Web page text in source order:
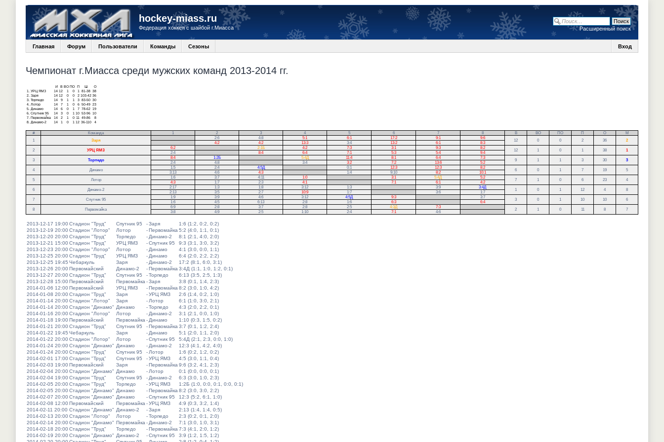
hockey-miass.ru
Федерация хоккея с шайбой г.Миасса Расширенный поиск
Главная Форум Пользователи Команды Сезоны Вход
Чемпионат г.Миасса среди мужских команд 2013-2014 гг.
И В ВО ПО П
О
1.
УРЦ ЯМЗ 14 12 1 0 1 81-38 38
2. Заря 14 12 0 0 2 103-42 36
3. Торпедо 14 9 1 1 3 83-50 30
4. Лотор 14 7 1 0 6 50-49 23
5.
Динамо 14 6 0 1 7 78-62 19
6. Спутник 95 14 3 0 1 10 53-96 10
7.
Первомайка 14 2 1 0 11 49-86
8
8.
Динамо-2 14 1 0 1 12 36-110 4
# Команда 1 2 3 4 5 6 7 8 В ВО ПО П О
М
1
Заря
2:6 4:8 5:1 6:1 17:2 9:1 9:6
12 0 0 2 36 2
4:2 4:2 13:3 3:4 13:2 6:1
8:3
2
УРЦ ЯМЗ
6:2 2:1Б 4:2 7:3 3:1 9:3 8:2
12 1 0 1 38 1
2:4 8:4 6:4 7:1 5:3 5:4
9:4
3
Торпедо
8:4 1:2Б 5:4Д 11:4 8:1 6:4 7:3
9 1 1 3 30 3
2:4 4:8 3:4 3:2 7:2 13:6
5:2
4
Динамо
1:5 2:4 4:5Д 0:1 12:3 12:3 8:2
6 0 1 7 19 5
3:13 4:6 4:3 1:4 9:10 8:2
10:1
5
Лотор
1:6 3:7 4:11 1:0 3:1 5:4Д 5:2
7 1 0 6 23 4
4:3 1:7 2:3 4:1 7:1 6:1
4:2
6
Динамо-2
2:17 1:3 1:8 3:12 1:3 3:9 3:4Д
1 0 1 12 4 8
2:13 3:5 2:7 10:9 1:7 3:6
1:7
7
Спутник 95
1:9 3:9 4:6 3:12 4:5Д 9:3 3:7
3 0 1 10 10 6
1:6 4:5 6:13 2:8 1:6 6:3
6:4
8
Первомайка
6:9 2:8 3:7 2:8 2:5 4:3Д 7:3
2 1 0 11 8 7
3:8 4:9 2:5 1:10 2:4 7:1 4:6
2013-12-17 19:00Стадион "Труд" Спутник 95 -Заря
1:6 (1:2, 0:2, 0:2)
2013-12-19 20:00Стадион "Лотор" Лотор -Первомайка 5:2 (4:0, 1:1, 0:1)
2013-12-20 20:00Стадион "Труд" Торпедо - Динамо-2
8:1 (2:1, 4:0, 2:0)
2013-12-21 15:00Стадион "Труд" УРЦ ЯМЗ -Спутник 95
9:3 (3:1, 3:0, 3:2)
2013-12-23 20:00Стадион "Лотор" Лотор - Динамо
4:1 (3:0, 0:0, 1:1)
2013-12-25 20:00Стадион "Труд" УРЦ ЯМЗ - Динамо
6:4 (2:0, 2:2, 2:2)
2013-12-25 19:45 Чебаркуль Заря - Динамо-2
17:2 (8:1, 6:0, 3:1)
2013-12-26 20:00Первомайский Динамо-2 -Первомайка 3:4Д (1:1, 1:0, 1:2, 0:1)
2013-12-27 20:00Стадион "Труд" Спутник 95 -Торпедо
6:13 (3:5, 2:5, 1:3)
2013-12-28 15:00Первомайский Первомайка -Заря
3:8 (0:1, 1:4, 2:3)
2014-01-06 12:00Первомайский УРЦ ЯМЗ -Первомайка 8:2 (3:0, 1:0, 4:2)
2014-01-08 20:00Стадион "Труд" Заря -УРЦ ЯМЗ
2:6 (1:4, 0:2, 1:0)
2014-01-14 20:00Стадион "Лотор" Заря - Лотор
6:1 (1:0, 3:0, 2:1)
2014-01-14 20:00Стадион "Динамо" Динамо -Торпедо
4:3 (2:0, 2:2, 0:1)
2014-01-16 20:00Стадион "Лотор" Лотор - Динамо-2
3:1 (2:1, 0:0, 1:0)
2014-01-18 19:00Первомайский Первомайка - Динамо
1:10 (0:3, 1:5, 0:2)
2014-01-21 20:00Стадион "Труд" Спутник 95 -Первомайка 3:7 (0:1, 1:2, 2:4)
2014-01-22 19:45 Чебаркуль Заря - Динамо
5:1 (2:0, 1:1, 2:0)
2014-01-22 20:00Стадион "Лотор" Лотор -Спутник 95
5:4Д (2:1, 2:3, 0:0, 1:0)
2014-01-24 20:00Стадион "Динамо" Динамо - Динамо-2
12:3 (4:1, 4:2, 4:0)
2014-01-24 20:00Стадион "Труд" Спутник 95 - Лотор
1:6 (0:2, 1:2, 0:2)
2014-02-01 17:00Стадион "Труд" Спутник 95 -УРЦ ЯМЗ
4:5 (3:0, 1:1, 0:4)
2014-02-03 19:00Первомайский Заря -Первомайка 9:6 (3:2, 4:1, 2:3)
2014-02-04 20:00Стадион "Динамо" Динамо - Лотор
0:1 (0:0, 0:0, 0:1)
2014-02-04 19:00Стадион "Труд" Спутник 95 - Динамо-2
6:3 (3:0, 1:0, 2:3)
2014-02-05 20:00Стадион "Труд" Торпедо -УРЦ ЯМЗ
1:2Б (1:0, 0:0, 0:1, 0:0, 0:1)
2014-02-05 20:00Стадион "Динамо" Динамо -Первомайка 8:2 (3:0, 3:0, 2:2)
2014-02-07 20:00Стадион "Динамо" Динамо -Спутник 95
12:3 (5:2, 6:1, 1:0)
2014-02-08 12:00Первомайский Первомайка -УРЦ ЯМЗ
4:9 (0:3, 3:2, 1:4)
2014-02-11 20:00 Стадион "Динамо" Динамо-2 -Заря
2:13 (1:4, 1:4, 0:5)
2014-02-13 20:00Стадион "Лотор" Лотор -Торпедо
2:3 (0:2, 0:1, 2:0)
2014-02-14 20:00Стадион "Динамо" Первомайка - Динамо-2
7:1 (3:0, 1:0, 3:1)
2014-02-18 20:00Стадион "Труд" Торпедо -Первомайка 7:3 (4:1, 2:0, 1:2)
2014-02-19 20:00Стадион "Динамо" Динамо-2 -Спутник 95
3:9 (1:2, 1:5, 1:2)